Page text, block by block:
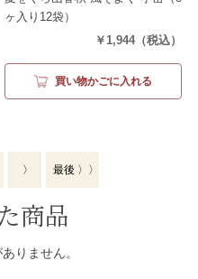
ヶ入り12袋）
￥1,944（税込）
買い物かごに入れる
〉 最後 〉〉
商品
りません。